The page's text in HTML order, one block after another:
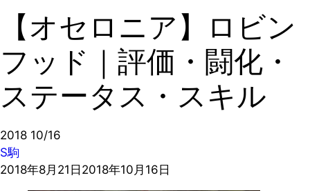
【オセロニア】ロビン
フッド｜評価・闘化・
ステータス・スキル
2018 10/16
S駒
2018年8月21日 2018年10月16日